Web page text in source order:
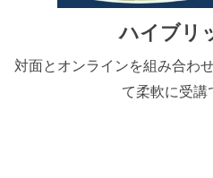
ハイブリ
対面とオンラインを組み合わ
て柔軟に受講